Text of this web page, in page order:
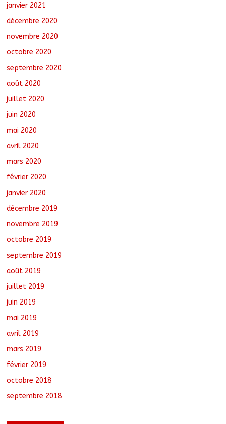
janvier 2021
décembre 2020
novembre 2020
octobre 2020
septembre 2020
août 2020
juillet 2020
juin 2020
mai 2020
avril 2020
mars 2020
février 2020
janvier 2020
décembre 2019
novembre 2019
octobre 2019
septembre 2019
août 2019
juillet 2019
juin 2019
mai 2019
avril 2019
mars 2019
février 2019
octobre 2018
septembre 2018